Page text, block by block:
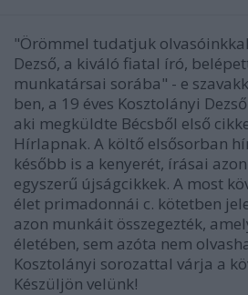
"Örömmel tudatjuk
Dezső, a kiváló fiatal író,
munkatársai sorába" - e
ben, a 19 éves Kosztolányi
aki megküldte Bécsből első
Hírlapnak. A költő elsősorban
később is a kenyerét, írásai
egyszerű újságcikkek. A most
élet primadonnái c. kötetben
azon munkáit összegezték,
életében, sem azóta nem
Kosztolányi sorozattal várja a
Készüljön velünk!